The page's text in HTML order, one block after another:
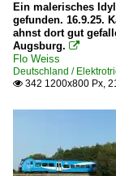
Ein malerisches
gefunden. 16.9.25.
ahnst dort gut
Augsburg. 
Flo Weiss
Deutschland /
 342 1200x800 Px,